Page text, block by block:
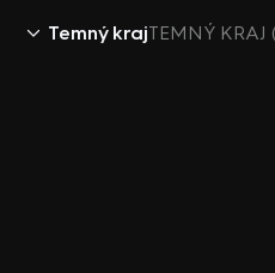
Temný krajTEMNÝ KRAJ